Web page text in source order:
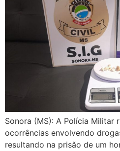
Sonora (MS): A Polícia Militar
ocorrências envolvendo
resultando na prisão de um